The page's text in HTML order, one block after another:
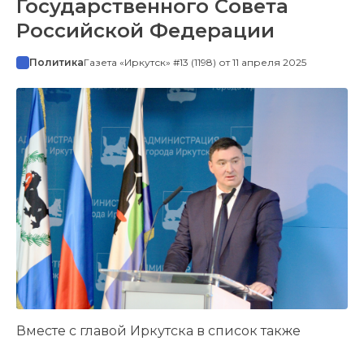
Государственного Совета
Российской Федерации
ПолитикаГазета «Иркутск» #13 (1198) от 11 апреля 2025
Вместе с главой Иркутска в список также